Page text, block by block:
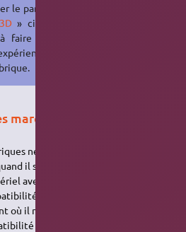
le paragraphe
» ci-dessous
faire part de
en
marques
ne montrent pas tous le même
il s'agira de s'assurer de la bonne
avec les systèmes Linux.
quasi-totale (comme chez
où il n'existe — pour certaines
du tout.